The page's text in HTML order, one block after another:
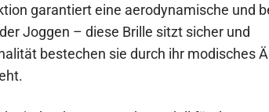
garantiert eine aerodynamische und
Joggen – diese Brille sitzt sicher und
bestechen sie durch ihr modisches